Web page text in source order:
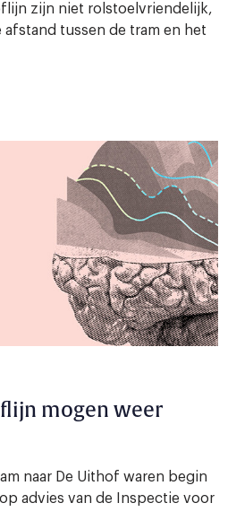
zijn niet rolstoelvriendelijk,
afstand tussen de tram en het
mogen weer
naar De Uithof waren begin
advies van de Inspectie voor